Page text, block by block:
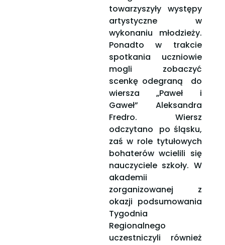
towarzyszyły występy
artystyczne w
wykonaniu młodzieży.
Ponadto w trakcie
spotkania uczniowie
mogli zobaczyć
scenkę odegraną do
wiersza „Paweł i
Gaweł” Aleksandra
Fredro. Wiersz
odczytano po śląsku,
zaś w role tytułowych
bohaterów wcielili się
nauczyciele szkoły. W
akademii
zorganizowanej z
okazji podsumowania
Tygodnia
Regionalnego
uczestniczyli również